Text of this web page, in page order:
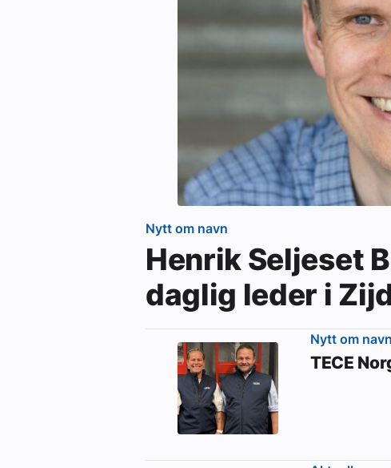
Nytt om navn
Henrik Seljeset
daglig leder i
Nytt om navn
TECE